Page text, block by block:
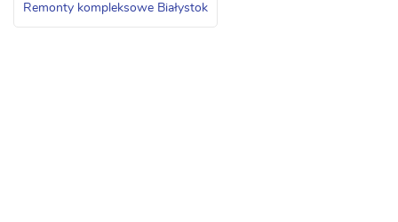
Remonty kompleksowe Białystok